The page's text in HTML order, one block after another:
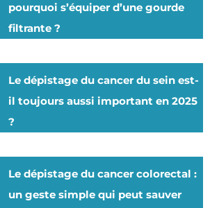
pourquoi s’équiper d’une gourde
filtrante ?
Le dépistage du cancer du sein est-
il toujours aussi important en 2025
?
Le dépistage du cancer colorectal :
un geste simple qui peut sauver